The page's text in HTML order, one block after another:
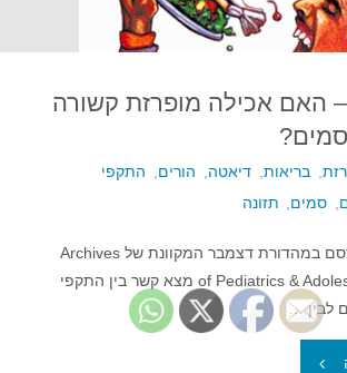
אכילה
האם אכילה מופרזת קשורה
, בריאות, דיאטה, הורים, התקפי
, סמים, תזונה
מחקר שפורסם במהדורת דצמבר המקוונת של Archives
of Pediatrics & Adolescent Medicine מצא קשר בין התקפי
לבין …
"מתבגרים